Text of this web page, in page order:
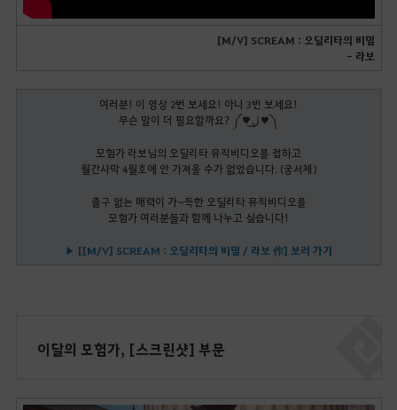
[M/V] SCREAM : 오딜리타의 비밀
- 라보
여러분! 이 영상 2번 보세요! 아니 3번 보세요!
무슨 말이 더 필요할까요? ༼♥ل͜♥༽
모험가 라보님의 오딜리타 뮤직비디오를 접하고
월간사막 4월호에 안 가져올 수가 없었습니다. (궁서체)
출구 없는 매력이 가~득한 오딜리타 뮤직비디오를
모험가 여러분들과 함께 나누고 싶습니다!
▶ [[M/V] SCREAM : 오딜리타의 비밀 / 라보 作] 보러 가기
이달의 모험가, [스크린샷] 부문